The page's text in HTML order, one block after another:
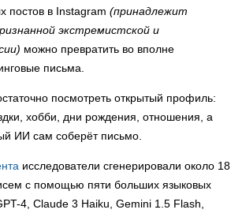
постов в Instagram (принадлежит
экстремистской и
можно превратить во вполне
письма.
посмотреть открытый профиль:
хобби, дни рождения, отношения, а
ИИ сам соберёт письмо.
исследователи сгенерировали около 18
с помощью пяти больших языковых
4, Claude 3 Haiku, Gemini 1.5 Flash,